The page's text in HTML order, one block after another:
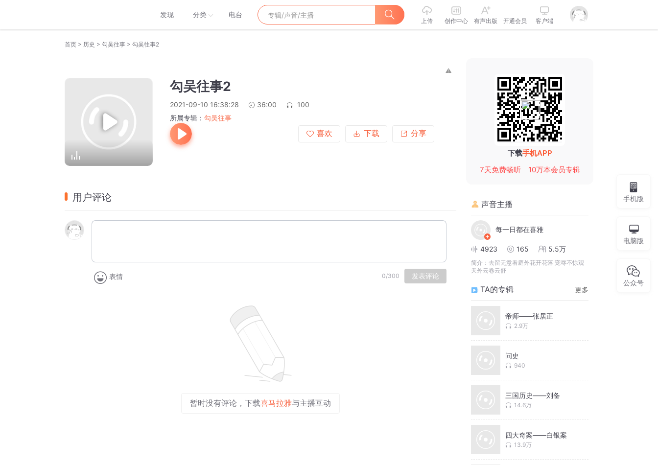
发现 分类 电台
上传 创作中心 有声出版 开通会员 客户端
首页 > 历史 > 勾吴往事 > 勾吴往事2
勾吴往事2
2021-09-10 16:38:28 36:00
100
所属专辑： 勾吴往事
喜欢
下载 分享
用户评论
表情 0/300 发表评论
暂时没有评论，下载喜马拉雅与主播互动
下载手机APP
7天免费畅听
10万本会员专辑
声音主播
每一日都在喜雅
4923 165 5.5万
简介： 去留无意看庭外花开花落 宠辱不惊观
天外云卷云舒
TA的专辑 更多
帝师——张居正
2.9万
问史
940
三国历史——刘备
14.6万
四大奇案——白银案
13.9万
手机版
电脑版
公众号